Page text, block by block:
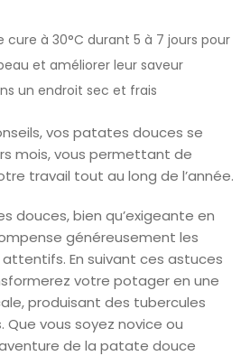
cure à 30°C durant 5 à 7 jours pour
et améliorer leur saveur
un endroit sec et frais
vos patates douces se
mois, vous permettant de
travail tout au long de l’année.
douces, bien qu’exigeante en
généreusement les
En suivant ces astuces
votre potager en une
produisant des tubercules
vous soyez novice ou
de la patate douce